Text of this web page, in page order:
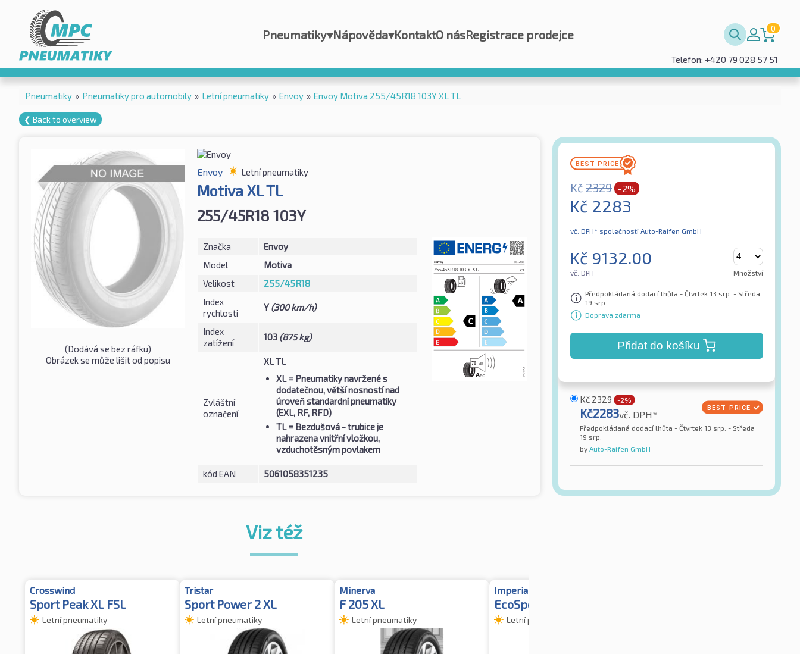
Pneumatiky▾Nápověda▾KontaktO násRegistrace prodejce 0
Telefon: +420 79 028 57 51
Pneumatiky » Pneumatiky pro automobily » Letní pneumatiky » Envoy » Envoy Motiva 255/45R18 103Y XL TL
❮ Back to overview
(Dodává se bez ráfku)
Obrázek se může lišit od popisu
Envoy Letní pneumatiky
Motiva XL TL
255/45R18 103Y
Značka
Envoy
Model
Motiva
Velikost
255/45R18
Index
rychlosti
Y (300 km/h)
Index
zatížení
103 (875 kg)
Zvláštní
označení
XL TL
XL= Pneumatiky navržené s
dodatečnou, větší nosností nad
úroveň standardní pneumatiky
(EXL, RF, RFD)
TL= Bezdušová - trubice je
nahrazena vnitřní vložkou,
vzduchotěsným povlakem
kód EAN 5061058351235
Kč 2329 -2%
Kč 2283
vč. DPH* společností Auto-Raifen GmbH
Kč 9132.00
vč. DPH Množství
Předpokládaná dodací lhůta - Čtvrtek 13 srp. - Středa
19 srp.
Doprava zdarma
Přidat do košíku
Kč2329 -2%
Kč2283vč. DPH*
Předpokládaná dodací lhůta - Čtvrtek 13 srp. - Středa
19 srp.
by Auto-Raifen GmbH
Viz též
Crosswind
Sport Peak XL FSL
Letní pneumatiky
Tristar
Sport Power 2 XL
Letní pneumatiky
Minerva
F 205 XL
Letní pneumatiky
Imperial
EcoSport 2 XL
Letní pneumatiky